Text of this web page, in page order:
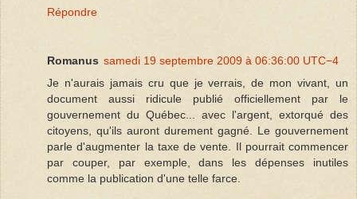
Répondre
Romanus samedi 19 septembre 2009 à 06:36:00 UTC−4
Je n'aurais jamais cru que je verrais, de mon vivant, un
document aussi ridicule publié officiellement par le
gouvernement du Québec... avec l'argent, extorqué des
citoyens, qu'ils auront durement gagné. Le gouvernement
parle d'augmenter la taxe de vente. Il pourrait commencer
par couper, par exemple, dans les dépenses inutiles
comme la publication d'une telle farce.